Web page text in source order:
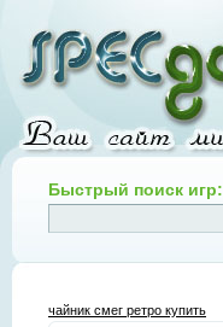
Быстрый поиск игр:
чайник смег ретро купить